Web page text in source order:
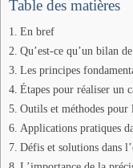
Table des matières
En bref
Qu’est-ce qu’un bilan
Les principes
Étapes pour réaliser un
Outils et méthodes pour
Applications pratiques
Défis et solutions dans